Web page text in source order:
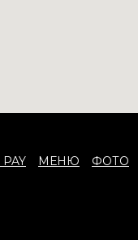
МЕНЮ ФОТО